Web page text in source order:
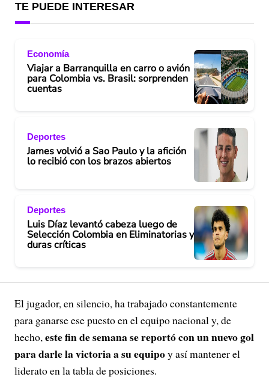
TE PUEDE INTERESAR
Economía
Viajar a Barranquilla en carro o avión
para Colombia vs. Brasil: sorprenden
cuentas
Deportes
James volvió a Sao Paulo y la afición
lo recibió con los brazos abiertos
Deportes
Luis Díaz levantó cabeza luego de
Selección Colombia en Eliminatorias y
duras críticas
El jugador, en silencio, ha trabajado constantemente
para ganarse ese puesto en el equipo nacional y, de
hecho,este fin de semana se reportó con un nuevo gol
para darle la victoria a su equipoy así mantener el
liderato en la tabla de posiciones.